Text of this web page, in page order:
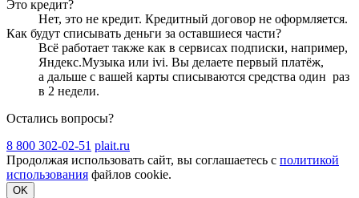
Это кредит?
Нет, это не кредит. Кредитный договор не оформляется.
Как будут списывать деньги за оставшиеся части?
Всё работает также как в сервисах подписки, например,
Яндекс.Музыка или ivi. Вы делаете первый платёж,
а дальше с вашей карты списываются средства один раз
в 2 недели.
Остались вопросы?
8 800 302-02-51 plait.ru
Продолжая использовать сайт, вы соглашаетесь с политикой
использования файлов cookie.
OK